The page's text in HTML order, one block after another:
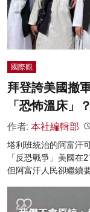
國際觀
拜登誇美國撤
「恐怖溫床」？
作者: 本社編輯部
塔利班統治的阿富汗
「反恐戰爭」美國在
但阿富汗人民卻繼續